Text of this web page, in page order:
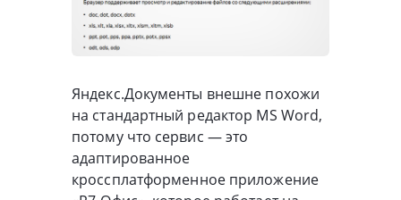
Яндекс.Документы внешне похожи
на стандартный редактор MS Word,
потому что сервис — это
адаптированное
кроссплатформенное приложение